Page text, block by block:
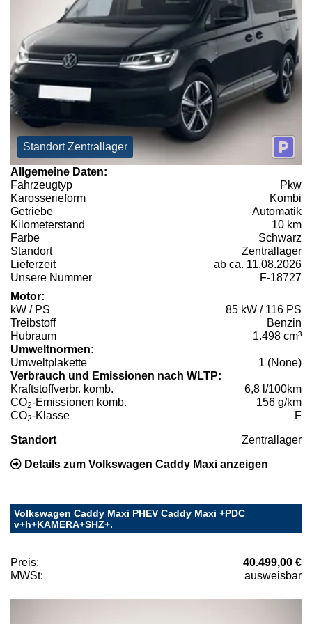
Standort Zentrallager
Allgemeine Daten:
Fahrzeugtyp
Pkw
Karosserieform
Kombi
Getriebe
Automatik
Kilometerstand
10 km
Farbe
Schwarz
Standort
Zentrallager
Lieferzeit
ab ca. 11.08.2026
Unsere Nummer
F-18727
Motor:
kW / PS
85 kW / 116 PS
Treibstoff
Benzin
Hubraum
1.498 cm³
Umweltnormen:
Umweltplakette
1 (None)
Verbrauch und Emissionen nach WLTP:
Kraftstoffverbr. komb.
6,8 l/100km
CO2-Emissionen komb.
156 g/km
CO2-Klasse F
Standort Zentrallager
Details zum Volkswagen Caddy Maxi anzeigen
Volkswagen Caddy Maxi PHEV Caddy Maxi +PDC
v+h+KAMERA+SHZ+.
Preis:
40.499,00 €
MWSt:
ausweisbar